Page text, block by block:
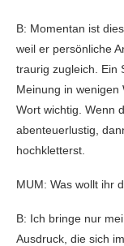
B: Momentan ist dies
weil er persönliche
traurig zugleich. Ein
Meinung in wenigen
Wort wichtig. Wenn
abenteuerlustig,
hochkletterst.
MUM: Was wollt ihr
B: Ich bringe nur
Ausdruck, die sich